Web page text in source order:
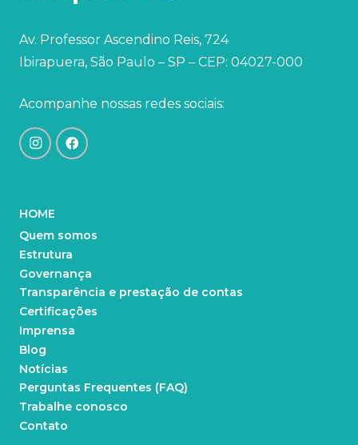
Av. Professor Ascendino Reis, 724
Ibirapuera, São Paulo – SP – CEP: 04027-000
Acompanhe nossas redes sociais:
HOME
Quem somos
Estrutura
Governança
Transparência e prestação de contas
Certificações
Imprensa
Blog
Notícias
Perguntas Frequentes (FAQ)
Trabalhe conosco
Contato